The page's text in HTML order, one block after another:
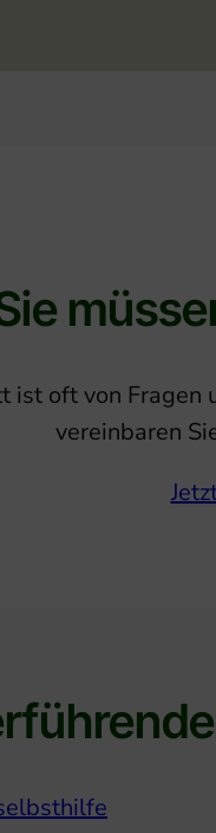
ist oft von
vereinbaren